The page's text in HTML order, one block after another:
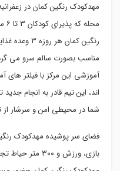
مهدکودک رنگین کمان در
رنگین کمان
مناسب بصورت سالم سرو می
آموزشی این مرکز با فیلتر
اند، این تیم قادر به انجام
شما در محیطی امن و سرشار
بازی، ورزش و